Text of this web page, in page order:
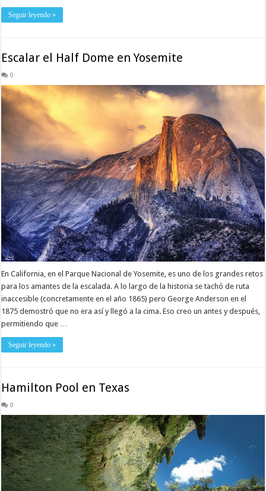
Seguir leyendo »
Escalar el Half Dome en Yosemite
0
En California, en el Parque Nacional de Yosemite, es uno de los grandes retos
para los amantes de la escalada. A lo largo de la historia se tachó de ruta
inaccesible (concretamente en el año 1865) pero George Anderson en el
1875 demostró que no era así y llegó a la cima. Eso creo un antes y después,
permitiendo que …
Seguir leyendo »
Hamilton Pool en Texas
0